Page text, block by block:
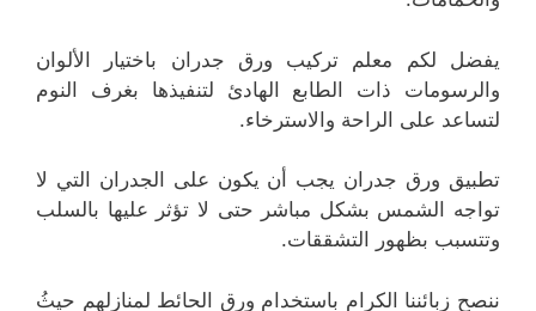
يفضل لكم معلم تركيب ورق جدران باختيار الألوان
والرسومات ذات الطابع الهادئ لتنفيذها بغرف النوم
لتساعد على الراحة والاسترخاء.
تطبيق ورق جدران يجب أن يكون على الجدران التي لا
تواجه الشمس بشكل مباشر حتى لا تؤثر عليها بالسلب
وتتسبب بظهور التشققات.
ننصح زبائننا الكرام باستخدام ورق الحائط لمنازلهم حيثُ